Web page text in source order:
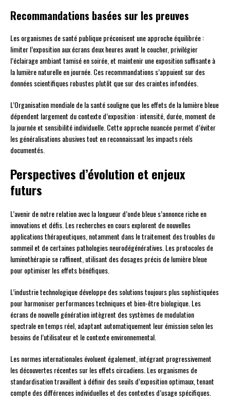
Recommandations basées sur les preuves
Les organismes de santé publique préconisent une approche équilibrée :
limiter l’exposition aux écrans deux heures avant le coucher, privilégier
l’éclairage ambiant tamisé en soirée, et maintenir une exposition suffisante à
la lumière naturelle en journée. Ces recommandations s’appuient sur des
données scientifiques robustes plutôt que sur des craintes infondées.
L’Organisation mondiale de la santé souligne que les effets de la lumière bleue
dépendent largement du contexte d’exposition : intensité, durée, moment de
la journée et sensibilité individuelle. Cette approche nuancée permet d’éviter
les généralisations abusives tout en reconnaissant les impacts réels
documentés.
Perspectives d’évolution et enjeux
futurs
L’avenir de notre relation avec la longueur d’onde bleue s’annonce riche en
innovations et défis. Les recherches en cours explorent de nouvelles
applications thérapeutiques, notamment dans le traitement des troubles du
sommeil et de certaines pathologies neurodégénératives. Les protocoles de
luminothérapie se raffinent, utilisant des dosages précis de lumière bleue
pour optimiser les effets bénéfiques.
L’industrie technologique développe des solutions toujours plus sophistiquées
pour harmoniser performances techniques et bien-être biologique. Les
écrans de nouvelle génération intègrent des systèmes de modulation
spectrale en temps réel, adaptant automatiquement leur émission selon les
besoins de l’utilisateur et le contexte environnemental.
Les normes internationales évoluent également, intégrant progressivement
les découvertes récentes sur les effets circadiens. Les organismes de
standardisation travaillent à définir des seuils d’exposition optimaux, tenant
compte des différences individuelles et des contextes d’usage spécifiques.